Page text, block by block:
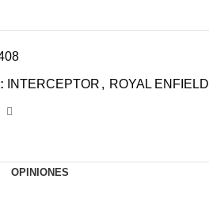
INTERCEPTOR , ROYAL ENFIELD
OPINIONES